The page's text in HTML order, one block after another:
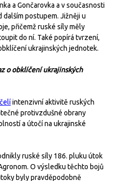
a Gončarovka a v současnosti
postupem. Jižněji u
přičemž ruské síly měly
do ní. Také popírá tvrzení,
ukrajinských jednotek.
o obklíčení ukrajinských
čelíintenzivní aktivitě ruských
protivzdušné obrany
a útočí na ukrajinské
ruské síly 186. pluku útok
O výsledku těchto bojů
byly pravděpodobně